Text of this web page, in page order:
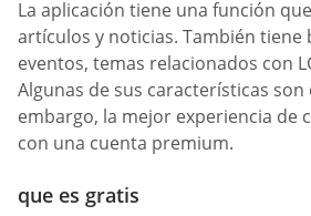
La aplicación tiene una función
artículos y noticias. También tiene
eventos, temas relacionados con
Algunas de sus características
embargo, la mejor experiencia de
con una cuenta premium.
que es gratis